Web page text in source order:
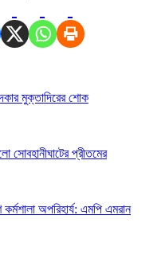
মুক্তাদিরের শোক
সোবহানীঘাটের প্রীতমের
অপরিহার্য: এমপি এমরান